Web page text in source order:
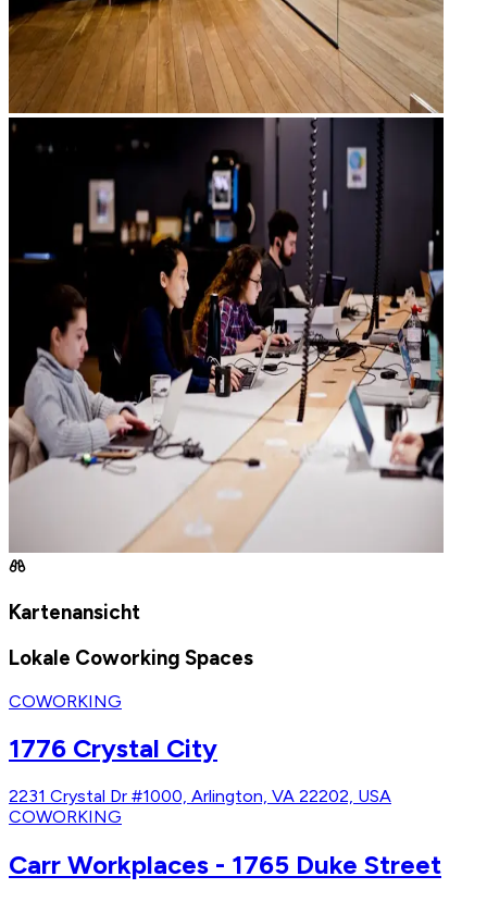
Kartenansicht
Lokale Coworking Spaces
COWORKING
1776 Crystal City
2231 Crystal Dr #1000, Arlington, VA 22202, USA
COWORKING
Carr Workplaces - 1765 Duke Street